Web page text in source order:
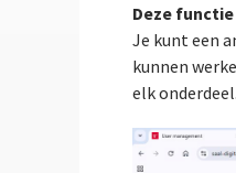
Deze
Je kunt een
kunnen
elk onderdeel.